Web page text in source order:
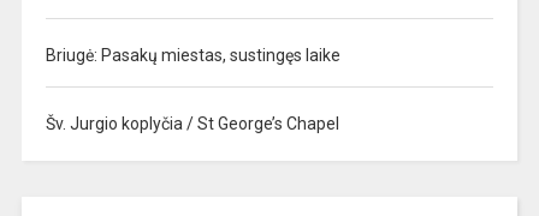
Briugė: Pasakų miestas, sustingęs laike
Šv. Jurgio koplyčia / St George’s Chapel